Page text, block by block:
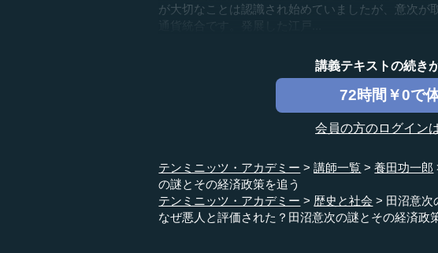
が大切なことは認識され始めていましたが、意次が
通貨統合です。発展した江戸...
講義テキストの続き
72時間￥0で
会員の方のログイン
テンミニッツ・アカデミー 講師一覧 養田功一郎
の謎とその経済政策を追う
テンミニッツ・アカデミー
歴史と社会
田沼意次
なぜ悪人と評価された？田沼意次の謎とその経済政